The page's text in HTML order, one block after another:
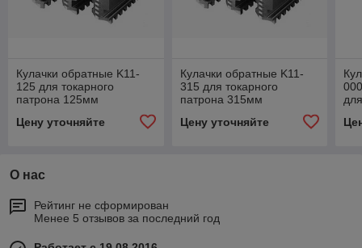
Кулачки обратные K11-
125 для токарного
патрона 125мм
Цену уточняйте
Кулачки обратные K11-
315 для токарного
патрона 315мм
Цену уточняйте
О нас
Рейтинг не сформирован
Менее 5 отзывов за последний год